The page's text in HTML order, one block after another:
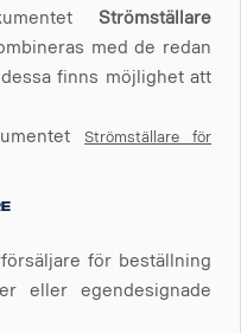
Strömställare
med de redan
finns möjlighet att
Strömställare för
för beställning
eller egendesignade